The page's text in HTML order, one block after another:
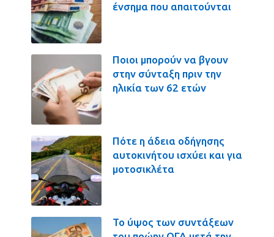
ένσημα που απαιτούνται
Ποιοι μπορούν να βγουν
στην σύνταξη πριν την
ηλικία των 62 ετών
Πότε η άδεια οδήγησης
αυτοκινήτου ισχύει και για
μοτοσικλέτα
Το ύψος των συντάξεων